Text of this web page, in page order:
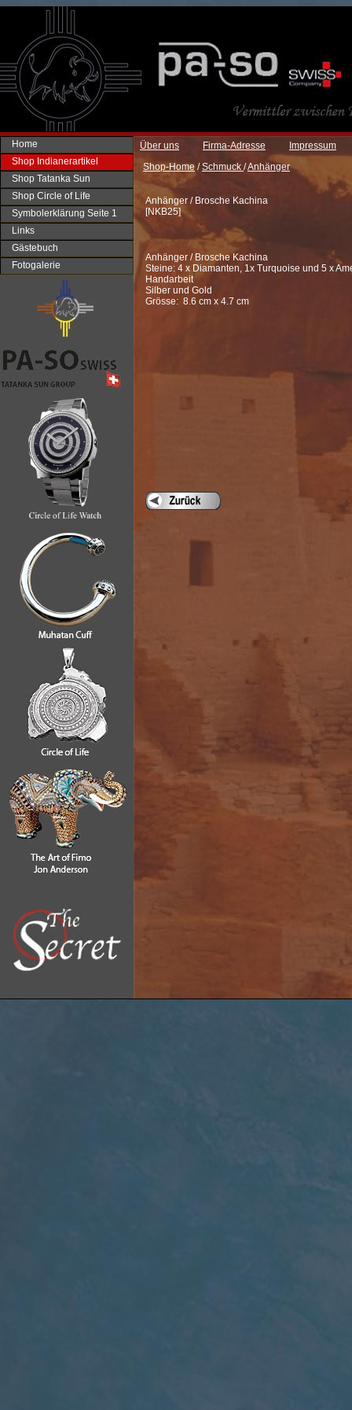
Home
Shop Indianerartikel
Shop Tatanka Sun
Shop Circle of Life
Symbolerklärung Seite 1
Links
Gästebuch
Fotogalerie
Über uns Firma-Adresse
Impressum
Shop-Home /Schmuck /Anhänger
Anhänger / Brosche Kachina
[NKB25]
Anhänger / Brosche Kachina
Steine: 4 x Diamanten, 1x Turquoise und 5 x
Handarbeit
Silber und Gold
Grösse: 8.6 cm x 4.7 cm